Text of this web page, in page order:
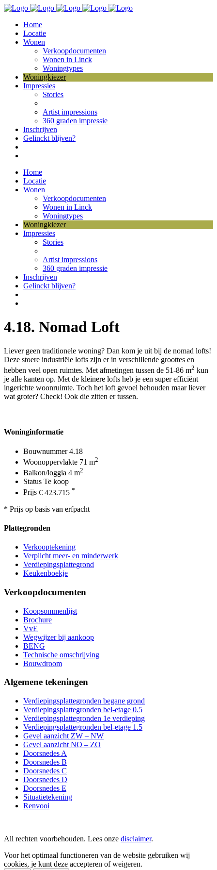
Home
Locatie
Wonen
Verkoopdocumenten
Wonen in Linck
Woningtypes
Woningkiezer
Impressies
Stories
Artist impressions
360 graden impressie
Inschrijven
Gelinckt blijven?
Home
Locatie
Wonen
Verkoopdocumenten
Wonen in Linck
Woningtypes
Woningkiezer
Impressies
Stories
Artist impressions
360 graden impressie
Inschrijven
Gelinckt blijven?
4.18. Nomad Loft
Liever geen traditionele woning? Dan kom je uit bij de nomad lofts!
Deze stoere industriële lofts zijn er in verschillende groottes en
hebben veel open ruimtes. Met afmetingen tussen de 51-86 m2 kun
je alle kanten op. Met de kleinere lofts heb je een super efficiënt
ingerichte woonruimte. Toch het loft gevoel behouden maar liever
wat groter? Check! Ook die zitten er tussen.
Woninginformatie
Bouwnummer 4.18
Woonoppervlakte 71 m2
Balkon/loggia 4 m2
Status Te koop
Prijs € 423.715 *
* Prijs op basis van erfpacht
Plattegronden
Verkooptekening
Verplicht meer- en minderwerk
Verdiepingsplattegrond
Keukenboekje
Verkoopdocumenten
Koopsommenlijst
Brochure
VvE
Wegwijzer bij aankoop
BENG
Technische omschrijving
Bouwdroom
Algemene tekeningen
Verdiepingsplattegronden begane grond
Verdiepingsplattegronden bel-etage 0.5
Verdiepingsplattegronden 1e verdieping
Verdiepingsplattegronden bel-etage 1.5
Gevel aanzicht ZW – NW
Gevel aanzicht NO – ZO
Doorsnedes A
Doorsnedes B
Doorsnedes C
Doorsnedes D
Doorsnedes E
Situatietekening
Renvooi
All rechten voorbehouden. Lees onze disclaimer.
Voor het optimaal functioneren van de website gebruiken wij
cookies, je kunt deze accepteren of weigeren.